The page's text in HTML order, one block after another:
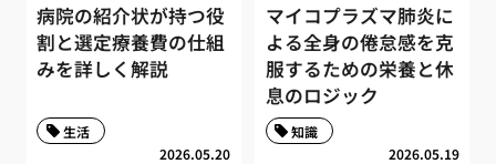
病院の紹介状が持つ役
割と選定療養費の仕組
みを詳しく解説
2026.05.20
生活
マイコプラズマ肺炎に
よる全身の倦怠感を克
服するための栄養と休
息のロジック
2026.05.19
知識